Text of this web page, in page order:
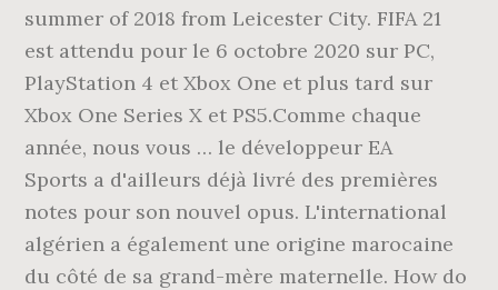
summer of 2018 from Leicester City. FIFA 21
est attendu pour le 6 octobre 2020 sur PC,
PlayStation 4 et Xbox One et plus tard sur
Xbox One Series X et PS5.Comme chaque
année, nous vous … le développeur EA
Sports a d'ailleurs déjà livré des premières
notes pour son nouvel opus. L'international
algérien a également une origine marocaine
du côté de sa grand-mère maternelle. How do